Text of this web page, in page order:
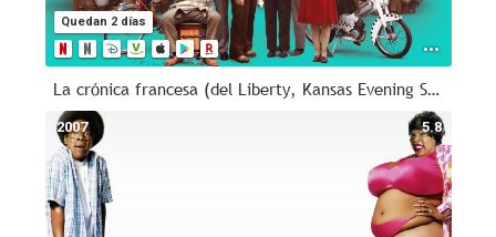
Quedan 2 días
La crónica francesa (del Liberty, Kansas Evening Sun)
5.8
2007